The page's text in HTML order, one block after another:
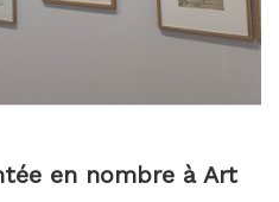
en nombre à Art